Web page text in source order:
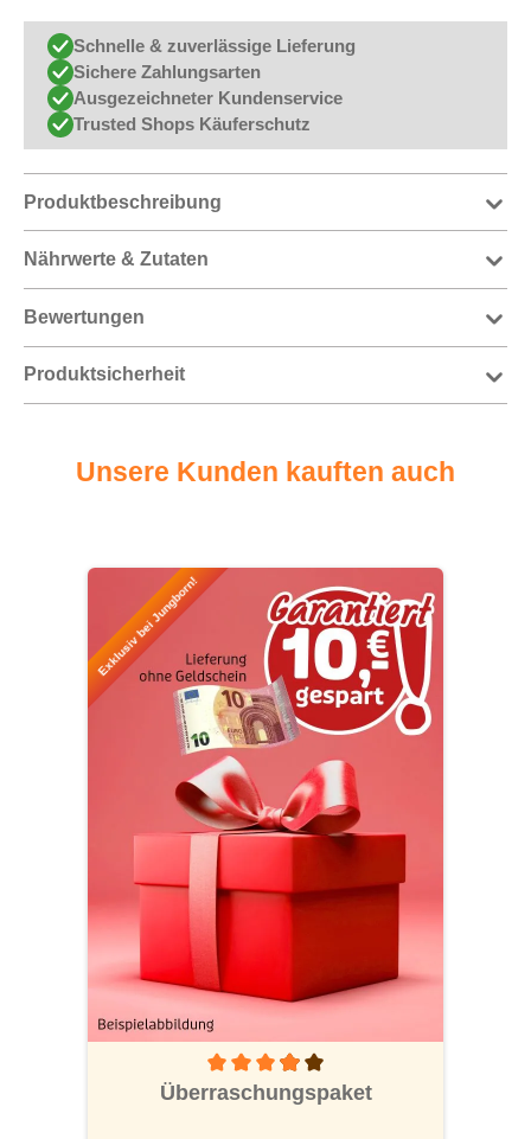
Schnelle & zuverlässige Lieferung
Sichere Zahlungsarten
Ausgezeichneter Kundenservice
Trusted Shops Käuferschutz
Produktbeschreibung
Nährwerte & Zutaten
Bewertungen
Produktsicherheit
Unsere Kunden kauften auch
Produktgalerie überspringen
Exklusiv bei Jungborn!
Durchschnittliche Bewertung von 3.9 von 5
Überraschungspaket